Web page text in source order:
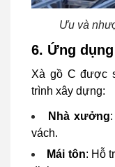
Ưu và
6. Ứng
Xà gồ C được
trình xây dựng:
Nhà xưởng
vách.
Mái tôn: Hỗ